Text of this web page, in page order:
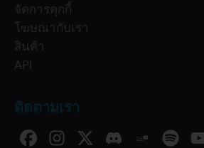
จัดการคุกกี้
โฆษณากับเรา
สินค้า
API
ติดตามเรา